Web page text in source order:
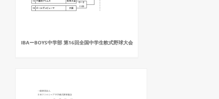
IBAーBOYS中学部 第16回全国中学生軟式野球大会